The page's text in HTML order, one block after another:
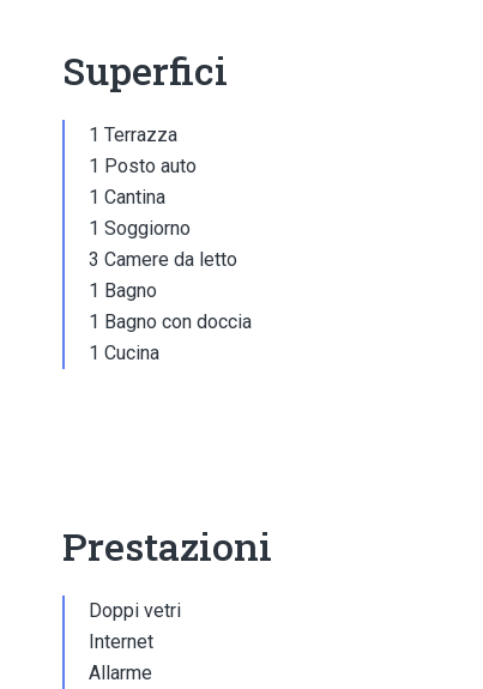
Superfici
1 Terrazza
1 Posto auto
1 Cantina
1 Soggiorno
3 Camere da letto
1 Bagno
1 Bagno con doccia
1 Cucina
Prestazioni
Doppi vetri
Internet
Allarme